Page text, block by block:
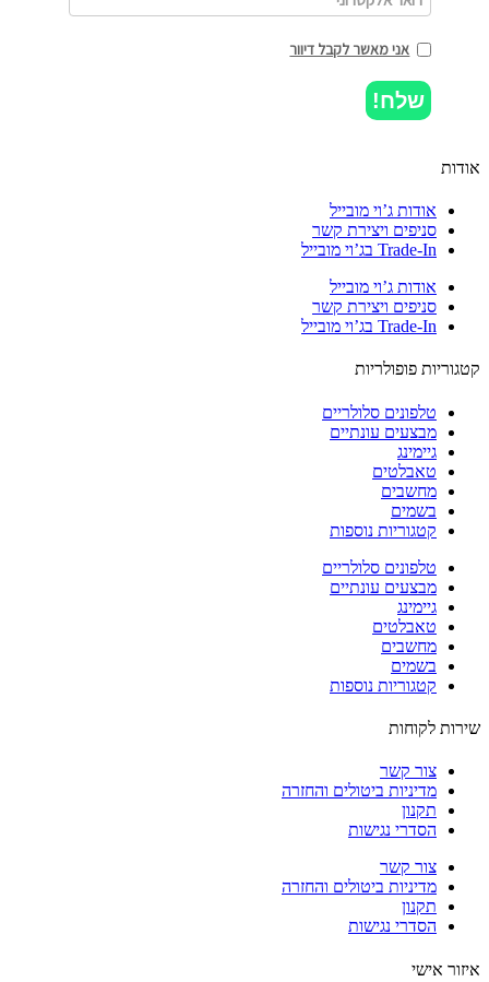
אני מאשר לקבל דיוור
שלח!
אודות ג’וי מובייל
סניפים ויצירת קשר
Trade-In בג’וי מובייל
אודות ג’וי מובייל
סניפים ויצירת קשר
Trade-In בג’וי מובייל
פופולריות
טלפונים סלולריים
מבצעים עונתיים
גיימינג
טאבלטים
מחשבים
בשמים
קטגוריות נוספות
טלפונים סלולריים
מבצעים עונתיים
גיימינג
טאבלטים
מחשבים
בשמים
קטגוריות נוספות
לקוחות
צור קשר
מדיניות ביטולים והחזרה
תקנון
הסדרי נגישות
צור קשר
מדיניות ביטולים והחזרה
תקנון
הסדרי נגישות
אישי